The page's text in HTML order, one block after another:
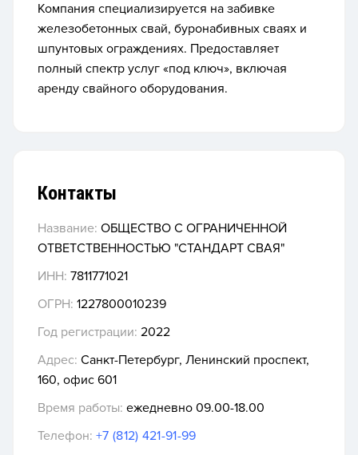
Компания специализируется на забивке
железобетонных свай, буронабивных сваях и
шпунтовых ограждениях. Предоставляет
полный спектр услуг «под ключ», включая
аренду свайного оборудования.
Контакты
Название: ОБЩЕСТВО С ОГРАНИЧЕННОЙ
ОТВЕТСТВЕННОСТЬЮ "СТАНДАРТ СВАЯ"
ИНН: 7811771021
ОГРН: 1227800010239
Год регистрации: 2022
Адрес: Санкт-Петербург, Ленинский проспект,
160, офис 601
Время работы: ежедневно 09.00-18.00
Телефон: +7 (812) 421-91-99